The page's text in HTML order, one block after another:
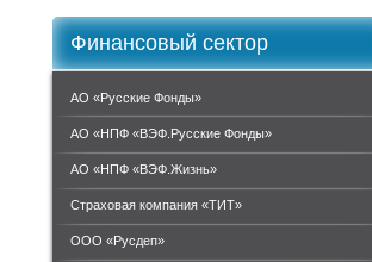
Финансовый сектор
АО «Русские Фонды»
АО «НПФ «ВЭФ.Русские Фонды»
АО «НПФ «ВЭФ.Жизнь»
Страховая компания «ТИТ»
ООО «Руcдеп»